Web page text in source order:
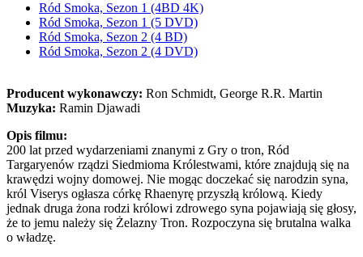
Ród Smoka, Sezon 1 (4BD 4K)
Ród Smoka, Sezon 1 (5 DVD)
Ród Smoka, Sezon 2 (4 BD)
Ród Smoka, Sezon 2 (4 DVD)
Producent wykonawczy: Ron Schmidt, George R.R. Martin
Muzyka: Ramin Djawadi
Opis filmu:
200 lat przed wydarzeniami znanymi z Gry o tron, Ród
Targaryenów rządzi Siedmioma Królestwami, które znajdują się na
krawędzi wojny domowej. Nie mogąc doczekać się narodzin syna,
król Viserys ogłasza córkę Rhaenyrę przyszłą królową. Kiedy
jednak druga żona rodzi królowi zdrowego syna pojawiają się głosy,
że to jemu należy się Żelazny Tron. Rozpoczyna się brutalna walka
o władzę.